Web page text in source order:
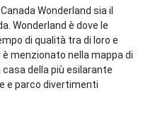
Wonderland sia il
Wonderland è dove le
di qualità tra di loro e
menzionato nella mappa di
casa della più esilarante
e parco divertimenti